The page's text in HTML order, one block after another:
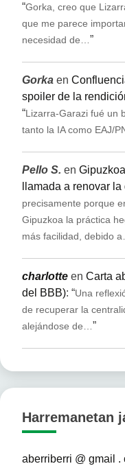
“Gorka, creo que
que me parece
necesidad de…”
Gorka en
spoiler de la
“Lizarra-Garazi fué un
tanto la IA como EAJ/
Pello S. en
llamada a renovar
precisamente porque
Gipuzkoa la práctica
más facilidad, debido
charlotte en Carta
del BBB): “Una
de recuperar la
alejándose de… ”
Harremanetan
aberriberri @ gmail .